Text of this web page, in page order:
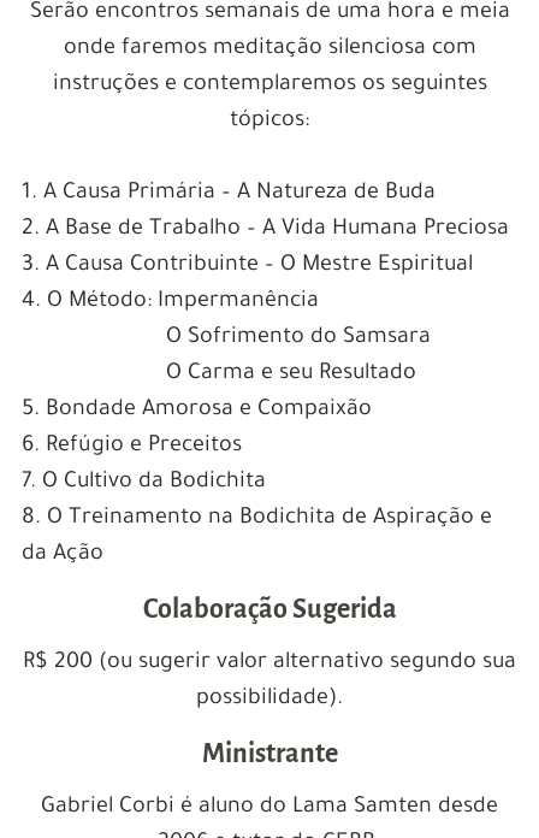
Serão encontros semanais de uma hora e meia
onde faremos meditação silenciosa com
instruções e contemplaremos os seguintes
tópicos:
1. A Causa Primária – A Natureza de Buda
2. A Base de Trabalho – A Vida Humana Preciosa
3. A Causa Contribuinte – O Mestre Espiritual
4. O Método: Impermanência
O Sofrimento do Samsara
O Carma e seu Resultado
5. Bondade Amorosa e Compaixão
6. Refúgio e Preceitos
7. O Cultivo da Bodichita
8. O Treinamento na Bodichita de Aspiração e
da Ação
Colaboração Sugerida
R$ 200 (ou sugerir valor alternativo segundo sua
possibilidade).
Ministrante
Gabriel Corbi é aluno do Lama Samten desde